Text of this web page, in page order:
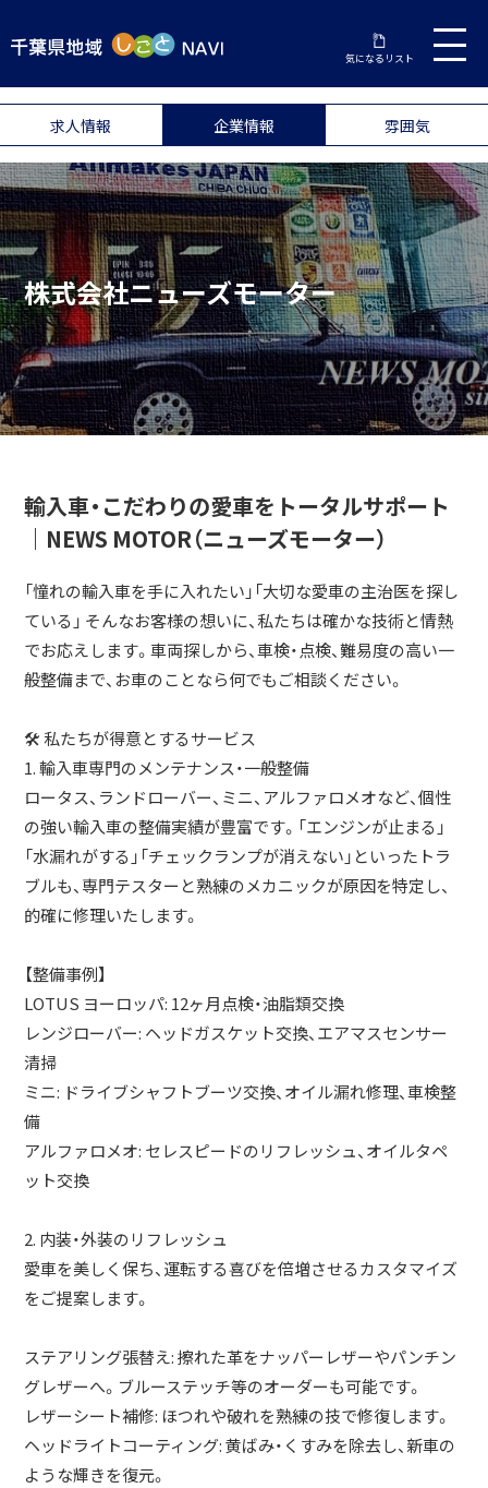
気になるリスト
求人情報 企業情報 雰囲気
株式会社ニューズモーター
輸入車・こだわりの愛車をトータルサポート
｜NEWS MOTOR（ニューズモーター）
「憧れの輸入車を手に入れたい」「大切な愛車の主治医を探し
ている」 そんなお客様の想いに、私たちは確かな技術と情熱
でお応えします。車両探しから、車検・点検、難易度の高い一
般整備まで、お車のことなら何でもご相談ください。
🛠 私たちが得意とするサービス
1. 輸入車専門のメンテナンス・一般整備
ロータス、ランドローバー、ミニ、アルファロメオなど、個性
の強い輸入車の整備実績が豊富です。「エンジンが止まる」
「水漏れがする」「チェックランプが消えない」といったトラ
ブルも、専門テスターと熟練のメカニックが原因を特定し、
的確に修理いたします。
【整備事例】
LOTUS ヨーロッパ: 12ヶ月点検・油脂類交換
レンジローバー: ヘッドガスケット交換、エアマスセンサー
清掃
ミニ: ドライブシャフトブーツ交換、オイル漏れ修理、車検整
備
アルファロメオ: セレスピードのリフレッシュ、オイルタペ
ット交換
2. 内装・外装のリフレッシュ
愛車を美しく保ち、運転する喜びを倍増させるカスタマイズ
をご提案します。
ステアリング張替え: 擦れた革をナッパーレザーやパンチン
グレザーへ。ブルーステッチ等のオーダーも可能です。
レザーシート補修: ほつれや破れを熟練の技で修復します。
ヘッドライトコーティング: 黄ばみ・くすみを除去し、新車の
ような輝きを復元。